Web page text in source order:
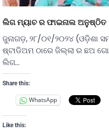
ଲିଗ ମ୍ୟାଚ ର ଫାଇନାଲ ଅନୁଷ୍ଠିତ
ଜୁନାଗଡ଼, ୨୮/୦୧/୨୦୨୪ (ଓଡ଼ିଶା
ଷ୍ଟାଡିଅମ ଠାରେ ଜିଲ୍ଲା ର ଛଅ
ଲିଗ…
Share this:
WhatsApp
Like this: